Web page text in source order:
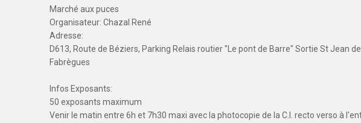
Marché aux puces
Organisateur: Chazal René
Adresse:
D613, Route de Béziers, Parking Relais routier "Le pont de Barre" Sortie St Jean
Fabrègues
Infos Exposants:
50 exposants maximum
Venir le matin entre 6h et 7h30 maxi avec la photocopie de la C.I. recto verso à